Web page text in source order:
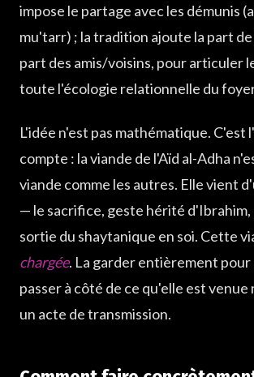
impose le partage avec les démunis
mu'tarr) ; la tradition ajoute la part de
part des amis/voisins, pour articuler
toute l'écologie relationnelle du
L'idée n'est pas mathématique. C'est
compte : la viande de l'Aïd al-Adha
viande comme les autres. Elle vient
— le sacrifice, geste hérité d'Ibrahim,
sortie du shaytanique en soi. Cette
chargée. La garder entièrement pour
passer à côté de ce qu'elle est
un acte de transmission.